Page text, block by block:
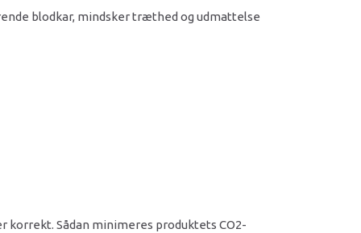
blodkar, mindsker træthed og udmattelse
korrekt. Sådan minimeres produktets CO2-